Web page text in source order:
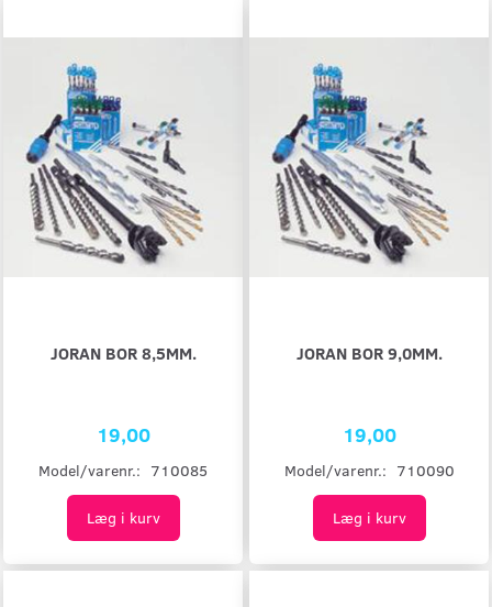
JORAN BOR 8,5MM.
19,00
Model/varenr.: 710085
Læg i kurv
JORAN BOR 9,0MM.
19,00
Model/varenr.: 710090
Læg i kurv